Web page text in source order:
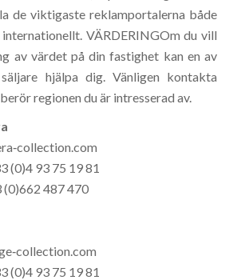
de viktigaste reklamportalerna både
VÄRDERINGOm du vill
av värdet på din fastighet kan en av
hjälpa dig. Vänligen kontakta
regionen du är intresserad av.
(0)4 93 75 19 81
487 470
(0)4 93 75 19 81